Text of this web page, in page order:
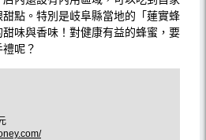
點。特別是岐阜縣當地的「蓮實蜂
味與香味！對健康有益的蜂蜜，要
呢？